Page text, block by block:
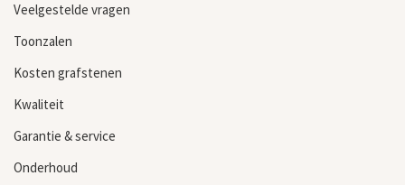
Veelgestelde vragen
Toonzalen
Kosten grafstenen
Kwaliteit
Garantie & service
Onderhoud